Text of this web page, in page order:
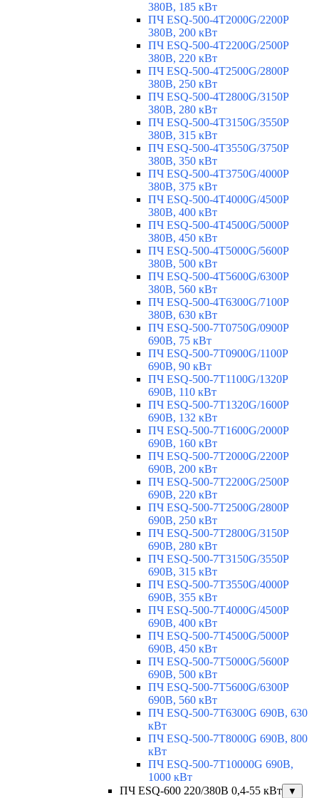
380В, 185 кВт
ПЧ ESQ-500-4T2000G/2200P
380В, 200 кВт
ПЧ ESQ-500-4T2200G/2500P
380В, 220 кВт
ПЧ ESQ-500-4T2500G/2800P
380В, 250 кВт
ПЧ ESQ-500-4T2800G/3150P
380В, 280 кВт
ПЧ ESQ-500-4T3150G/3550P
380В, 315 кВт
ПЧ ESQ-500-4T3550G/3750P
380В, 350 кВт
ПЧ ESQ-500-4T3750G/4000P
380В, 375 кВт
ПЧ ESQ-500-4T4000G/4500P
380В, 400 кВт
ПЧ ESQ-500-4T4500G/5000P
380В, 450 кВт
ПЧ ESQ-500-4T5000G/5600P
380В, 500 кВт
ПЧ ESQ-500-4T5600G/6300P
380В, 560 кВт
ПЧ ESQ-500-4T6300G/7100P
380В, 630 кВт
ПЧ ESQ-500-7T0750G/0900P
690В, 75 кВт
ПЧ ESQ-500-7T0900G/1100P
690В, 90 кВт
ПЧ ESQ-500-7T1100G/1320P
690В, 110 кВт
ПЧ ESQ-500-7T1320G/1600P
690В, 132 кВт
ПЧ ESQ-500-7T1600G/2000P
690В, 160 кВт
ПЧ ESQ-500-7T2000G/2200P
690В, 200 кВт
ПЧ ESQ-500-7T2200G/2500P
690В, 220 кВт
ПЧ ESQ-500-7T2500G/2800P
690В, 250 кВт
ПЧ ESQ-500-7T2800G/3150P
690В, 280 кВт
ПЧ ESQ-500-7T3150G/3550P
690В, 315 кВт
ПЧ ESQ-500-7T3550G/4000P
690В, 355 кВт
ПЧ ESQ-500-7T4000G/4500P
690В, 400 кВт
ПЧ ESQ-500-7T4500G/5000P
690В, 450 кВт
ПЧ ESQ-500-7T5000G/5600P
690В, 500 кВт
ПЧ ESQ-500-7T5600G/6300P
690В, 560 кВт
ПЧ ESQ-500-7T6300G 690В, 630
кВт
ПЧ ESQ-500-7T8000G 690В, 800
кВт
ПЧ ESQ-500-7T10000G 690В,
1000 кВт
ПЧ ESQ-600 220/380В 0,4-55 кВт
▼